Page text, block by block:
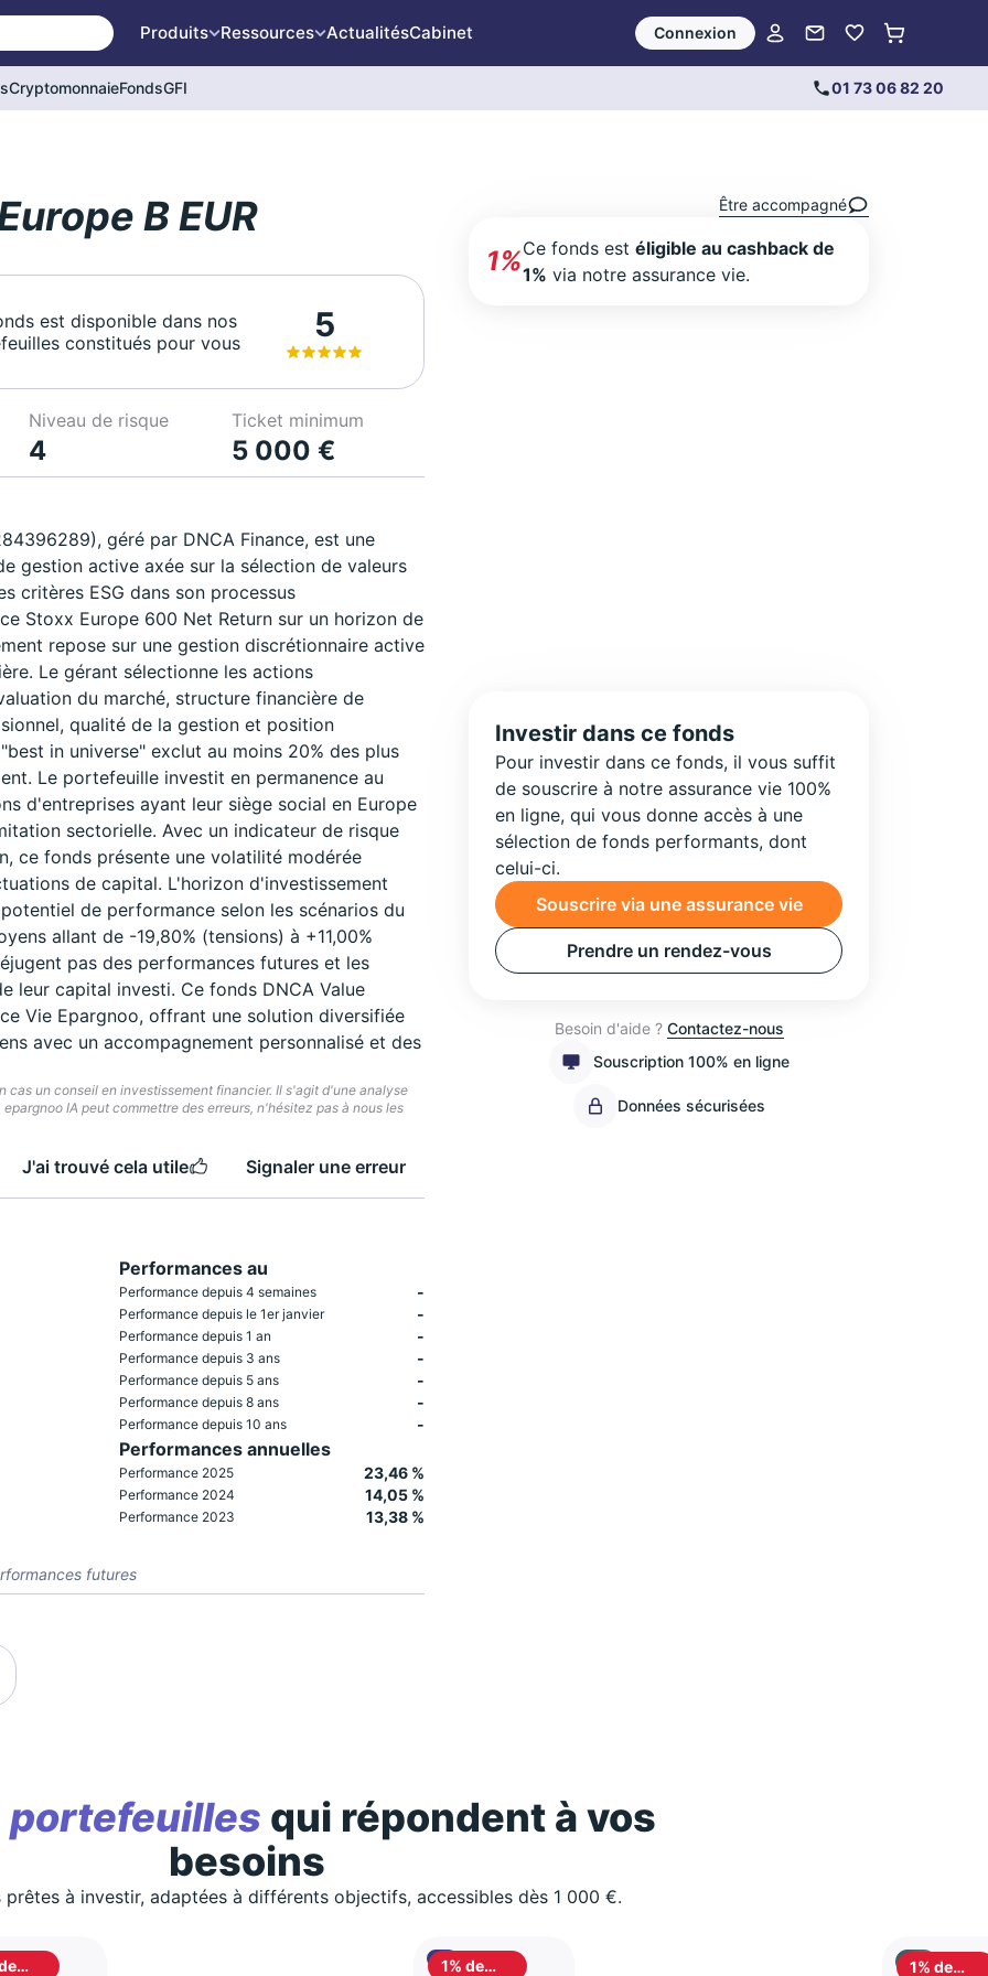
Produits Ressources ActualitésCabinet Connexion
CryptomonnaieFondsGFI 01 73 06 82 20
B EUR
est disponible dans nos
constitués pour vous
5
Niveau de risque
4
Ticket minimum
5 000 €
géré par DNCA Finance, est une
gestion active axée sur la sélection de valeurs
critères ESG dans son processus
Stoxx Europe 600 Net Return sur un horizon de
repose sur une gestion discrétionnaire active
Le gérant sélectionne les actions
du marché, structure financière de
qualité de la gestion et position
in universe" exclut au moins 20% des plus
Le portefeuille investit en permanence au
d'entreprises ayant leur siège social en Europe
sectorielle. Avec un indicateur de risque
ce fonds présente une volatilité modérée
de capital. L'horizon d'investissement
de performance selon les scénarios du
allant de -19,80% (tensions) à +11,00%
pas des performances futures et les
leur capital investi. Ce fonds DNCA Value
Vie Epargnoo, offrant une solution diversifiée
avec un accompagnement personnalisé et des
un conseil en investissement financier. Il s'agit d'une analyse
IA peut commettre des erreurs, n'hésitez pas à nous les
J'ai trouvé cela utile Signaler une erreur
Performances au
Performance depuis 4 semaines -
Performance depuis le 1er janvier -
Performance depuis 1 an -
Performance depuis 3 ans -
Performance depuis 5 ans -
Performance depuis 8 ans -
Performance depuis 10 ans -
Performances annuelles
Performance 2025 23,46 %
Performance 2024 14,05 %
Performance 2023 13,38 %
futures
Être accompagné
1%Ce fonds estéligible au cashback de
1% via notre assurance vie.
Investir dans ce fonds
Pour investir dans ce fonds, il vous suffit
de souscrire à notre assurance vie 100%
en ligne, qui vous donne accès à une
sélection de fonds performants, dont
celui-ci.
Souscrire via une assurance vie
Prendre un rendez-vous
Besoin d'aide ? Contactez-nous
Souscription 100% en ligne
Données sécurisées
portefeuilles qui répondent à vos
besoins
à investir, adaptées à différents objectifs, accessibles dès 1 000 €.
1% de
1% de